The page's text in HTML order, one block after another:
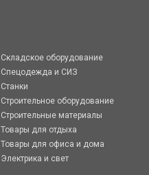
Складское оборудование
Спецодежда и СИЗ
Станки
Строительное оборудование
Строительные материалы
Товары для отдыха
Товары для офиса и дома
Электрика и свет